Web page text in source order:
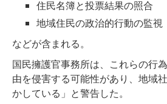
住民名簿と投票結果の照合
地域住民の政治的行動の監視
などが含まれる。
国民擁護官事務所は、これらの行
由を侵害する可能性があり、地域
かしている」と警告した。